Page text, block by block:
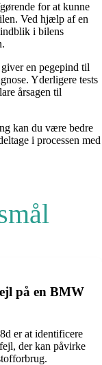
for at kunne
Ved hjælp af en
i bilens
en pegepind til
Yderligere tests
årsagen til
kan du være bedre
i processen med
på en BMW
er at identificere
der kan påvirke